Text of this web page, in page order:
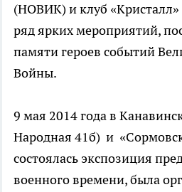
(НОВИК) и клуб
ряд ярких мероприятий,
памяти героев событий
Войны.
9 мая 2014 года в
Народная 41б) и
состоялась экспозиция
военного времени, была